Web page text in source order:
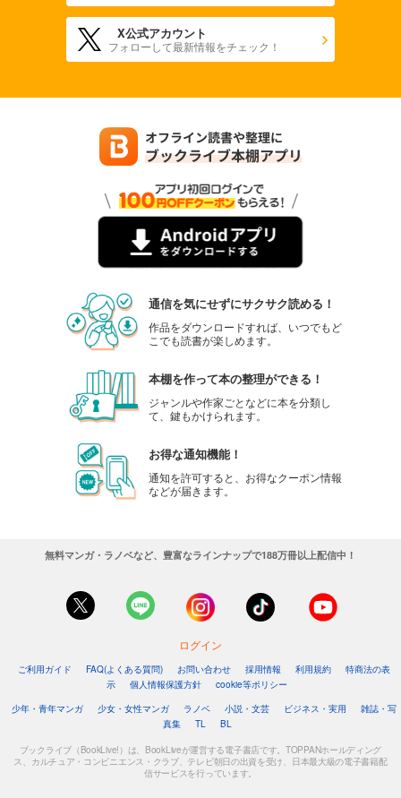
X公式アカウント
フォローして最新情報をチェック！
通信を気にせずにサクサク読める！
作品をダウンロードすれば、いつでもど
こでも読書が楽しめます。
本棚を作って本の整理ができる！
ジャンルや作家ごとなどに本を分類し
て、鍵もかけられます。
お得な通知機能！
通知を許可すると、お得なクーポン情報
などが届きます。
無料マンガ・ラノベなど、豊富なラインナップで188万冊以上配信中！
ログイン
ご利用ガイド FAQ(よくある質問) お問い合わせ 採用情報 利用規約
特商法の表
示
個人情報保護方針
cookie等ポリシー
少年・青年マンガ
少女・女性マンガ ラノベ 小説・文芸 ビジネス・実用
雑誌・写
真集
TL BL
ブックライブ（BookLive!）は、BookLiveが運営する電子書店です。TOPPANホールディング
ス、カルチュア・コンビニエンス・クラブ、テレビ朝日の出資を受け、日本最大級の電子書籍配
信サービスを行っています。